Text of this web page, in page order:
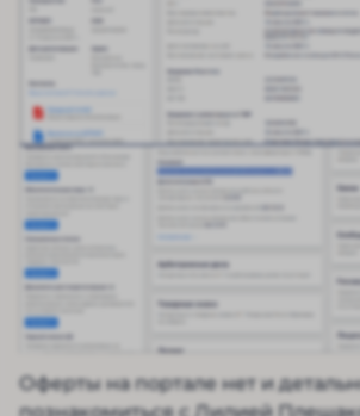
Оферты на портале нет и